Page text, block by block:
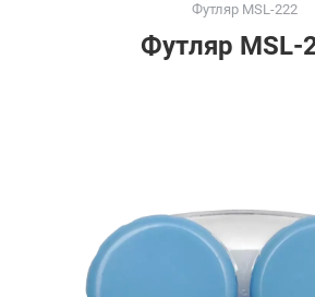
Футляр MSL-222
Футляр MSL-